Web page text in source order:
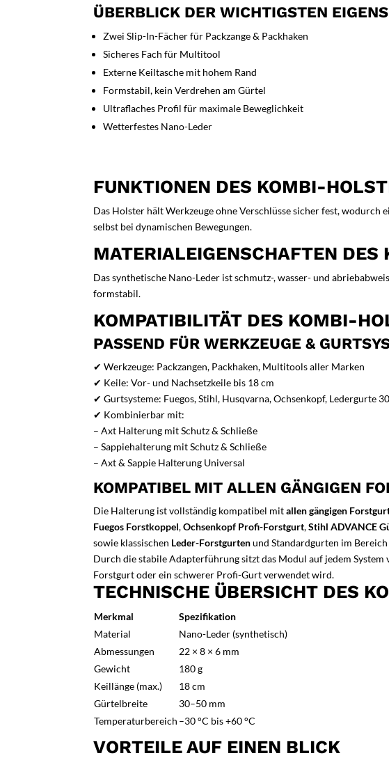
ÜBERBLICK DER WICHTIGSTEN
Zwei Slip-In-Fächer für Packzange & Packhaken
Sicheres Fach für Multitool
Externe Keiltasche mit hohem Rand
Formstabil, kein Verdrehen am Gürtel
Ultraflaches Profil für maximale Beweglichkeit
Wetterfestes Nano-Leder
FUNKTIONEN DES KOMBI-
Das Holster hält Werkzeuge ohne Verschlüsse sicher fest,
selbst bei dynamischen Bewegungen.
MATERIALEIGENSCHAFTEN
Das synthetische Nano-Leder ist schmutz-, wasser- und
formstabil.
KOMPATIBILITÄT DES KOMBI-
PASSEND FÜR WERKZEUGE &
✔ Werkzeuge: Packzangen, Packhaken, Multitools aller Marken
✔ Keile: Vor- und Nachsetzkeile bis 18 cm
✔ Gurtsysteme: Fuegos, Stihl, Husqvarna, Ochsenkopf, Ledergurte
✔ Kombinierbar mit:
– Axt Halterung mit Schutz & Schließe
– Sappiehalterung mit Schutz & Schließe
– Axt & Sappie Halterung Universal
KOMPATIBEL MIT ALLEN GÄNGIGEN
Die Halterung ist vollständig kompatibel mitallen gängigen
Fuegos Forstkoppel,Ochsenkopf Profi-Forstgurt,Stihl ADVANCE
sowie klassischen Leder-Forstgurtenund Standardgurten im
Durch die stabile Adapterführung sitzt das Modul auf jedem
Forstgurt oder ein schwerer Profi-Gurt verwendet wird.
TECHNISCHE ÜBERSICHT DES
Merkmal
Spezifikation
Material
Nano-Leder (synthetisch)
Abmessungen
22 × 8 × 6 mm
Gewicht
180 g
Keillänge (max.)
18 cm
Gürtelbreite
30–50 mm
Temperaturbereich –30 °C bis +60 °C
VORTEILE AUF EINEN BLICK